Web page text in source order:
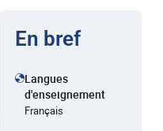
En bref
Langues
d'enseignement
Français